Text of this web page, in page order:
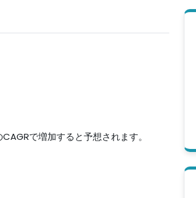
で増加すると予想されます。